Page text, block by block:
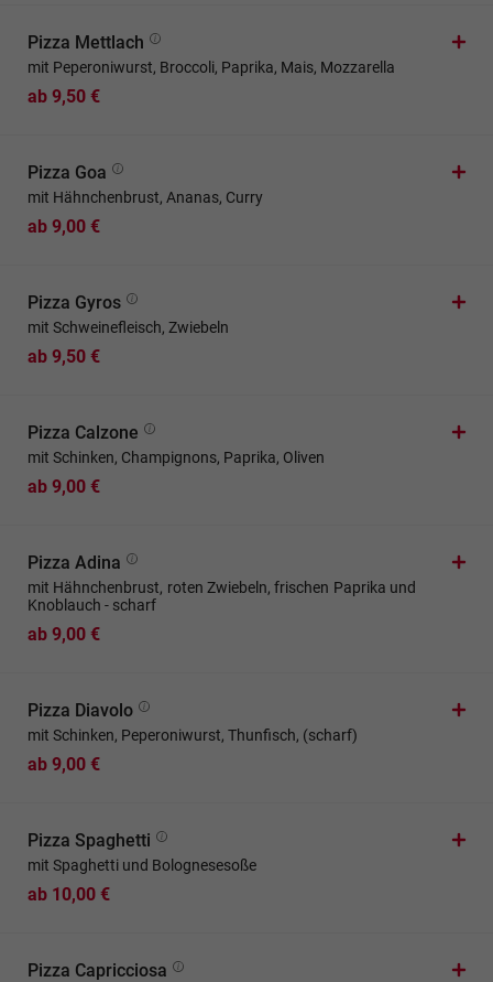
Pizza Mettlach
mit Peperoniwurst, Broccoli, Paprika, Mais, Mozzarella
ab 9,50 €
Pizza Goa
mit Hähnchenbrust, Ananas, Curry
ab 9,00 €
Pizza Gyros
mit Schweinefleisch, Zwiebeln
ab 9,50 €
Pizza Calzone
mit Schinken, Champignons, Paprika, Oliven
ab 9,00 €
Pizza Adina
mit Hähnchenbrust, roten Zwiebeln, frischen Paprika und
Knoblauch - scharf
ab 9,00 €
Pizza Diavolo
mit Schinken, Peperoniwurst, Thunfisch, (scharf)
ab 9,00 €
Pizza Spaghetti
mit Spaghetti und Bolognesesoße
ab 10,00 €
Pizza Capricciosa